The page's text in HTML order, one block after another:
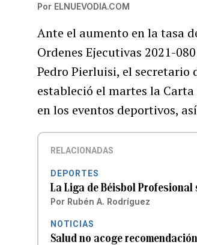
Por ELNUEVODIA.COM
Ante el aumento en la tasa
Ordenes Ejecutivas 2021-
Pedro Pierluisi, el secretario
estableció el martes la
en los eventos deportivos,
RELACIONADAS
DEPORTES
La Liga de Béisbol
Por Rubén A. Rodríguez
NOTICIAS
Salud no acoge